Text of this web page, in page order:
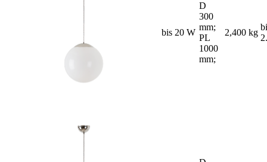
bis 20 W
D
300
mm;
PL
1000
mm;
2,400 kg